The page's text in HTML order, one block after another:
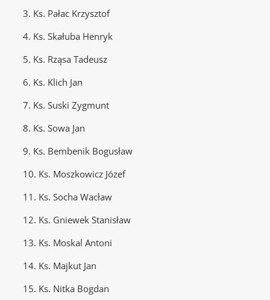
3. Ks. Pałac Krzysztof
4. Ks. Skałuba Henryk
5. Ks. Rząsa Tadeusz
6. Ks. Klich Jan
7. Ks. Suski Zygmunt
8. Ks. Sowa Jan
9. Ks. Bembenik Bogusław
10. Ks. Moszkowicz Józef
11. Ks. Socha Wacław
12. Ks. Gniewek Stanisław
13. Ks. Moskal Antoni
14. Ks. Majkut Jan
15. Ks. Nitka Bogdan